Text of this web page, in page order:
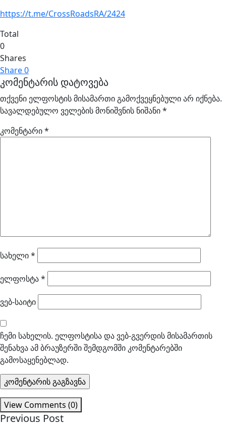
https://t.me/CrossRoadsRA/2424
Total
0
Shares
Share0
კომენტარის დატოვება
თქვენი ელფოსტის მისამართი გამოქვეყნებული არ იქნება.
სავალდებულო ველების მონიშვნის ნიშანი*
კომენტარი*
სახელი*
ელფოსტა*
ვებ-საიტი
ჩემი სახელის. ელფოსტისა და ვებ-გვერდის მისამართის
შენახვა ამ ბრაუზერში შემდგომში კომენტარებში
გამოსაყენებლად.
View Comments (0)
Previous Post